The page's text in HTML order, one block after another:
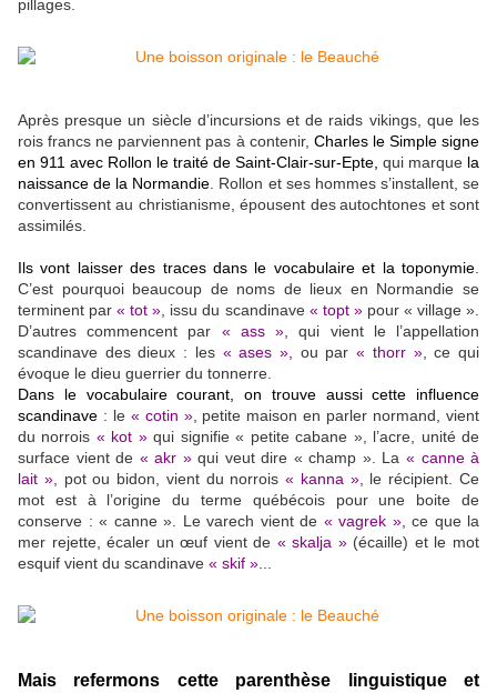
pillages.
Après presque un siècle d’incursions et de raids vikings, que les
rois francs ne parviennent pas à contenir, Charles le Simple signe
en 911 avec Rollon le traité de Saint-Clair-sur-Epte, qui marque la
naissance de la Normandie . Rollon et ses hommes s’installent, se
convertissent au christianisme, épousent des autochtones et sont
assimilés.
Ils vont laisser des traces dans le vocabulaire et la toponymie
C’est pourquoi beaucoup de noms de lieux en Normandie se
terminent par« tot » , issu du scandinave « topt »pour « village ».
D’autres commencent par « ass » , qui vient le l’appellation
scandinave des dieux : les « ases », ou par« thorr », ce qui
évoque le dieu guerrier du tonnerre.
Dans le vocabulaire courant, on trouve aussi cette influence
scandinave : le « cotin », petite maison en parler normand, vient
du norrois « kot »qui signifie « petite cabane », l’acre, unité de
surface vient de « akr »qui veut dire « champ ». La « canne à
lait », pot ou bidon, vient du norrois« kanna », le récipient. Ce
mot est à l’origine du terme québécois pour une boite de
conserve : « canne ». Le varech vient de « vagrek », ce que la
mer rejette, écaler un œuf vient de « skalja »(écaille) et le mot
esquif vient du scandinave « skif »
Mais refermons cette parenthèse linguistique et